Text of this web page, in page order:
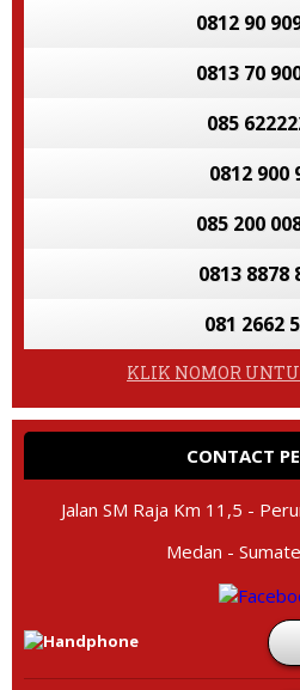
0812 90
0813 70
085
0812 900
085 200
0813 8878
081 2662
KLIK NOMOR
CONTACT
Jalan SM Raja Km 11,5 -
Medan -